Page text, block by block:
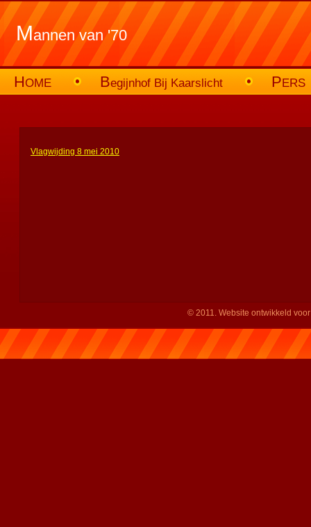
Mannen van '70
HOME Begijnhof Bij Kaarslicht PERS
Vlagwijding 8 mei 2010
© 2011. Website ontwikkeld